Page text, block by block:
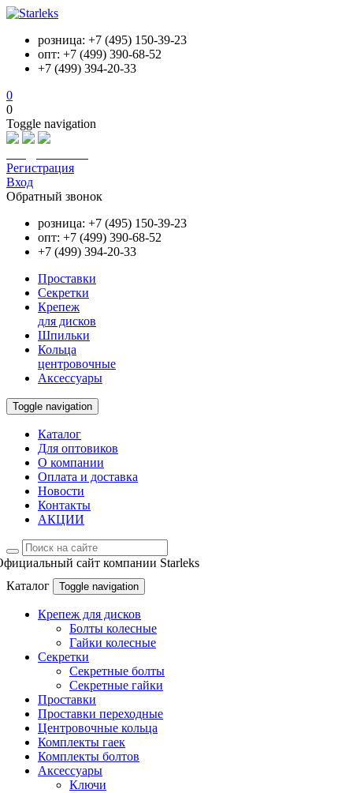
розница: +7 (495) 150-39-23
опт: +7 (499) 390-68-52
+7 (499) 394-20-33
0
0
Toggle navigation
Регистрация
Вход
Обратный звонок
розница: +7 (495) 150-39-23
опт: +7 (499) 390-68-52
+7 (499) 394-20-33
Проставки
Секретки
Крепеж
для дисков
Шпильки
Кольца
центровочные
Аксессуары
Toggle navigation
Каталог
Для оптовиков
О компании
Оплата и доставка
Новости
Контакты
АКЦИИ
сайт компании Starleks
Каталог
Toggle navigation
Крепеж для дисков
Болты колесные
Гайки колесные
Секретки
Секретные болты
Секретные гайки
Проставки
Проставки переходные
Центровочные кольца
Комплекты гаек
Комплекты болтов
Аксессуары
Ключи